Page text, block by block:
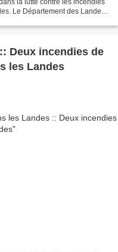
Le Département des Landes
Deux incendies de
les Landes